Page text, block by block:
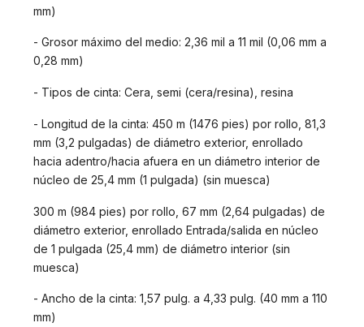
mm)
- Grosor máximo del medio: 2,36 mil a 11 mil (0,06 mm a
0,28 mm)
- Tipos de cinta: Cera, semi (cera/resina), resina
- Longitud de la cinta: 450 m (1476 pies) por rollo, 81,3
mm (3,2 pulgadas) de diámetro exterior, enrollado
hacia adentro/hacia afuera en un diámetro interior de
núcleo de 25,4 mm (1 pulgada) (sin muesca)
300 m (984 pies) por rollo, 67 mm (2,64 pulgadas) de
diámetro exterior, enrollado Entrada/salida en núcleo
de 1 pulgada (25,4 mm) de diámetro interior (sin
muesca)
- Ancho de la cinta: 1,57 pulg. a 4,33 pulg. (40 mm a 110
mm)